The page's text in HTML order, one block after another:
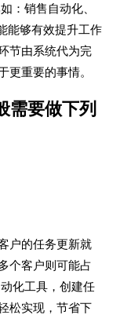
：销售自动化、
能够有效提升工作
节由系统代为完
更重要的事情。
需要做下列
户的任务更新就
个客户则可能占
化工具，创建任
松实现，节省下